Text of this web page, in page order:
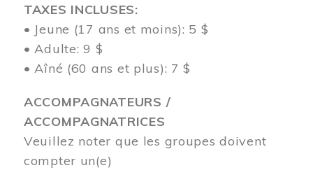
TAXES INCLUSES:
• Jeune (17 ans et moins): 5 $
• Adulte: 9 $
• Aîné (60 ans et plus): 7 $
ACCOMPAGNATEURS /
ACCOMPAGNATRICES
Veuillez noter que les groupes doivent
compter un(e)